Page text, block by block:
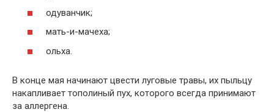
одуванчик;
мать-и-мачеха;
ольха.
В конце мая начинают цвести луговые травы, их пыльцу
накапливает тополиный пух, которого всегда принимают
за аллергена.